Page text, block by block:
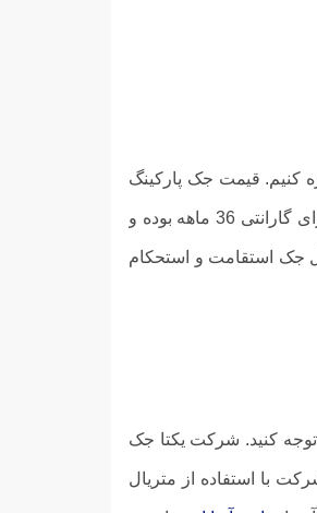
این جک اشاره کنیم. قیمت جک پارکینگ
مقرون به صرفه و اقتصادی است. این جک دارای گارانتی 36 ماهه بوده و
مدل جک استقامت و استحکام
توجه کنید. شرکت یکتا جک
بازار عرضه می‌کند و تمام پارامترهای ذکر شده را دارد. جک مدل 600 یکتا در این شرکت با استفاده از متریال